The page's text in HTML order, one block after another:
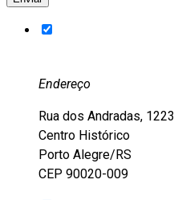
Endereço
Rua dos Andradas, 1223
Centro Histórico
Porto Alegre/RS
CEP 90020-009